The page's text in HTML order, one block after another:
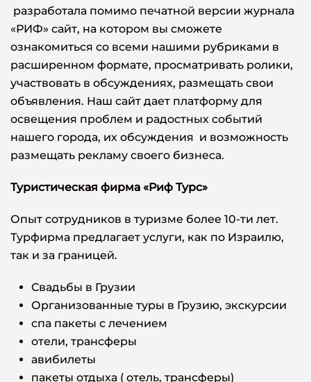
разработала помимо печатной версии журнала
«РИФ» сайт, на котором вы сможете
ознакомиться со всеми нашими рубриками в
расширенном формате, просматривать ролики,
участвовать в обсуждениях, размещать свои
объявления. Наш сайт дает платформу для
освещения проблем и радостных событий
нашего города, их обсуждения и возможность
размещать рекламу своего бизнеса.
Туристическая фирма «Риф Турс»
Опыт сотрудников в туризме более 10-ти лет.
Турфирма предлагает услуги, как по Израилю,
так и за границей.
Свадьбы в Грузии
Организованные туры в Грузию, экскурсии
спа пакеты с лечением
отели, трансферы
авибилеты
пакеты отдыха ( отель, трансферы)